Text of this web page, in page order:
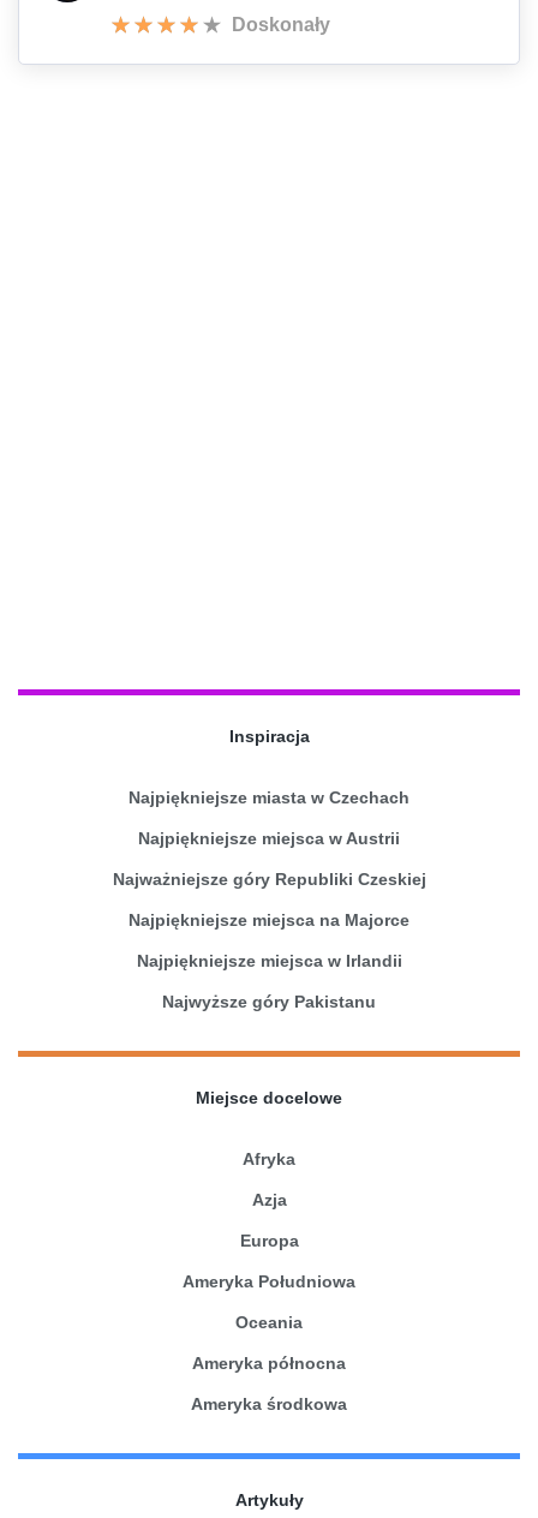
Doskonały
Inspiracja
Najpiękniejsze miasta w Czechach
Najpiękniejsze miejsca w Austrii
Najważniejsze góry Republiki Czeskiej
Najpiękniejsze miejsca na Majorce
Najpiękniejsze miejsca w Irlandii
Najwyższe góry Pakistanu
Miejsce docelowe
Afryka
Azja
Europa
Ameryka Południowa
Oceania
Ameryka północna
Ameryka środkowa
Artykuły